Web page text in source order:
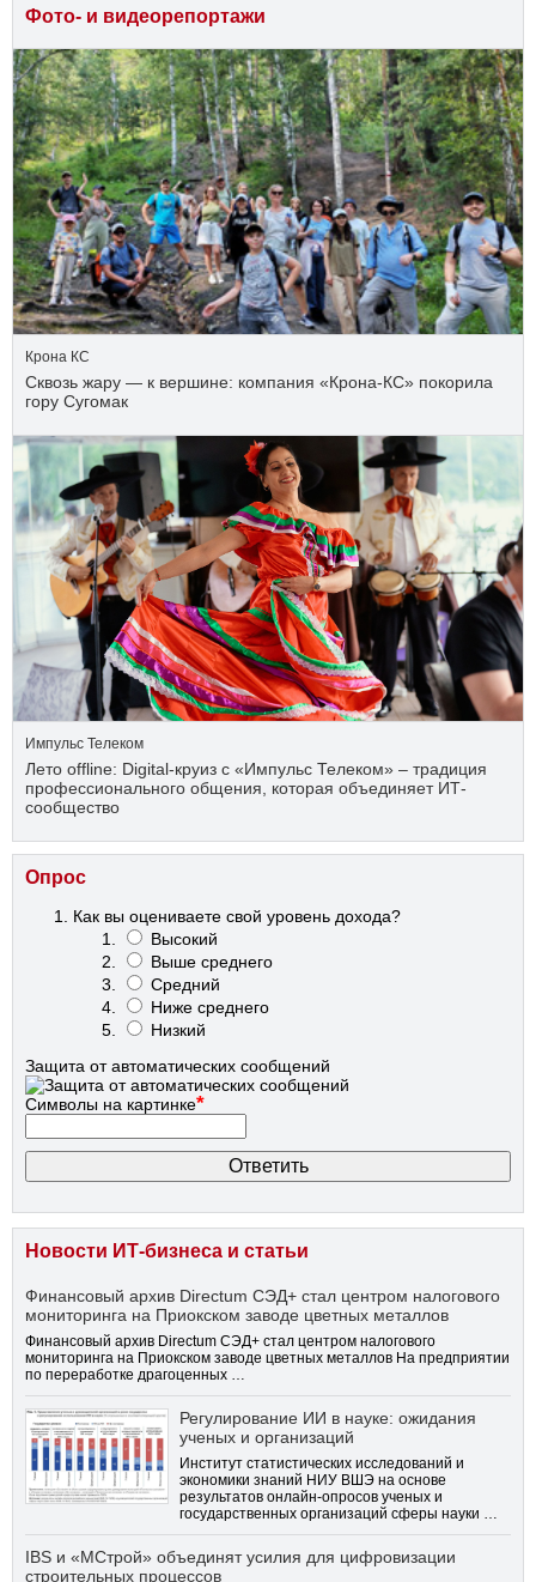
Фото- и видеорепортажи
Крона КС
Сквозь жару — к вершине: компания «Крона‑КС» покорила
гору Сугомак
Импульс Телеком
Лето offline: Digital-круиз с «Импульс Телеком» – традиция
профессионального общения, которая объединяет ИТ-
сообщество
Опрос
Как вы оцениваете свой уровень дохода?
Высокий
Выше среднего
Средний
Ниже среднего
Низкий
Защита от автоматических сообщений
Символы на картинке*
Новости ИТ-бизнеса и статьи
Финансовый архив Directum СЭД+ стал центром налогового
мониторинга на Приокском заводе цветных металлов
Финансовый архив Directum СЭД+ стал центром налогового
мониторинга на Приокском заводе цветных металлов На предприятии
по переработке драгоценных …
Регулирование ИИ в науке: ожидания
ученых и организаций
Институт статистических исследований и
экономики знаний НИУ ВШЭ на основе
результатов онлайн-опросов ученых и
государственных организаций сферы науки …
IBS и «МСтрой» объединят усилия для цифровизации
строительных процессов